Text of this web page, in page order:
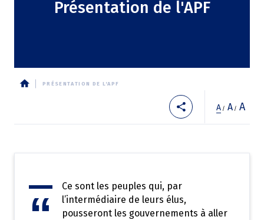
Présentation de l'APF
d'Ariane
PRÉSENTATION DE L'APF
A / A / A
Ce sont les peuples qui, par
l’intermédiaire de leurs élus,
pousseront les gouvernements à aller